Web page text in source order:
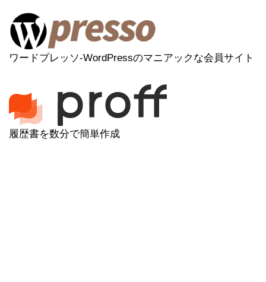
ワードプレッソ-WordPressのマニアックな会員サイト
履歴書を数分で簡単作成